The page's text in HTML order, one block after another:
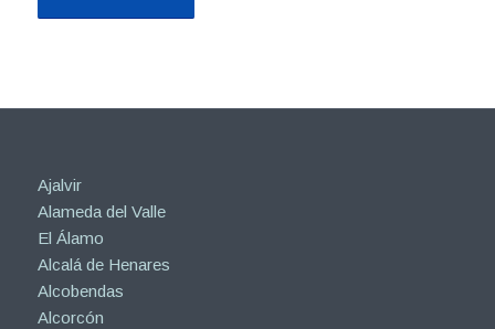
Ajalvir
Alameda del Valle
El Álamo
Alcalá de Henares
Alcobendas
Alcorcón